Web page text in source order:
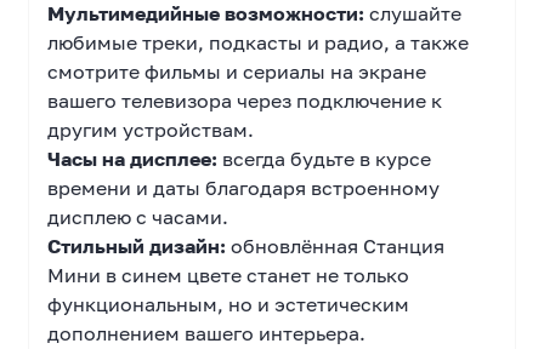
Мультимедийные возможности: слушайте
любимые треки, подкасты и радио, а также
смотрите фильмы и сериалы на экране
вашего телевизора через подключение к
другим устройствам.
Часы на дисплее: всегда будьте в курсе
времени и даты благодаря встроенному
дисплею с часами.
Стильный дизайн: обновлённая Станция
Мини в синем цвете станет не только
функциональным, но и эстетическим
дополнением вашего интерьера.